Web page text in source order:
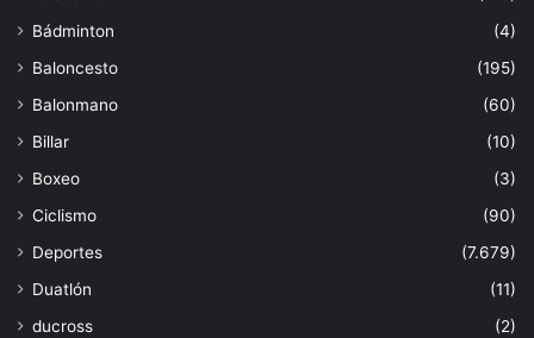
Bádminton
(4)
Baloncesto
(195)
Balonmano
(60)
Billar
(10)
Boxeo
(3)
Ciclismo
(90)
Deportes
(7.679)
Duatlón
(11)
ducross
(2)